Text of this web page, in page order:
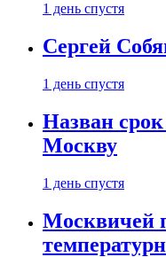
1 день спустя
Сергей
1 день спустя
Назван
Москву
1 день спустя
Москвичей